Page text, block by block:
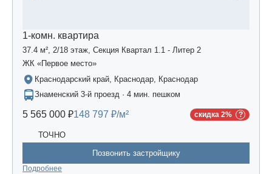
1-комн. квартира
37.4 м², 2/18 этаж, Секция Квартал 1.1 - Литер 2
ЖК «Первое место»
Краснодарский край, Краснодар, Краснодар
Знаменский 3-й проезд · 4 мин. пешком
5 565 000 ₽148 797 ₽/м² скидка 2%
ТОЧНО
Позвонить застройщику
Подробнее